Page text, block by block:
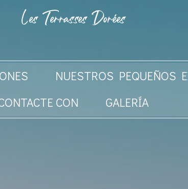
Les Terrasses Dorées
NUESTROS PEQUEÑOS
CON
GALERÍA